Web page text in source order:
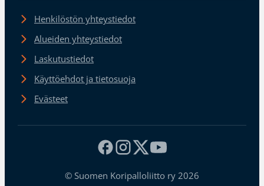
Henkilöstön yhteystiedot
Alueiden yhteystiedot
Laskutustiedot
Käyttöehdot ja tietosuoja
Evästeet
© Suomen Koripalloliitto ry 2026